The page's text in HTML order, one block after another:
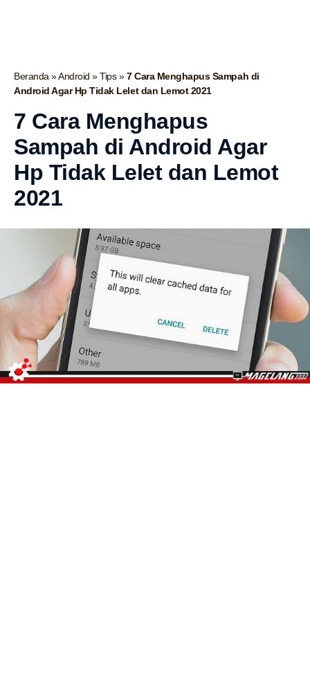
Beranda»Android»Tips»7 Cara Menghapus Sampah di
Android Agar Hp Tidak Lelet dan Lemot 2021
7 Cara Menghapus
Sampah di Android Agar
Hp Tidak Lelet dan Lemot
2021